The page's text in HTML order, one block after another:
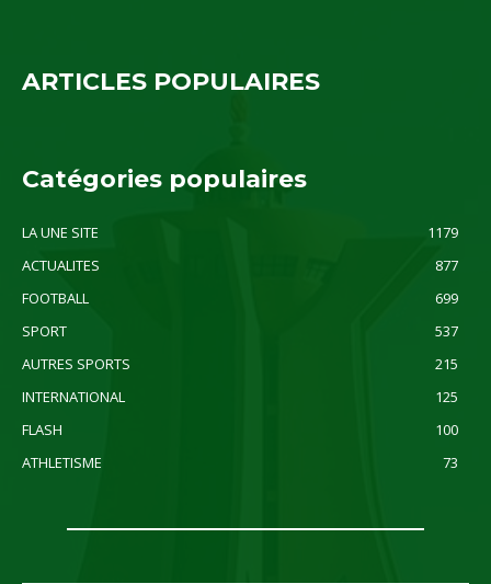
ARTICLES POPULAIRES
Catégories populaires
LA UNE SITE
1179
ACTUALITES
877
FOOTBALL
699
SPORT
537
AUTRES SPORTS
215
INTERNATIONAL
125
FLASH
100
ATHLETISME
73